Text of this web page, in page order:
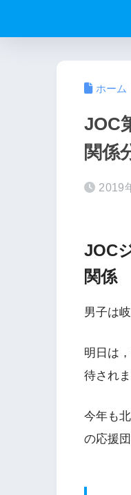
ホーム
JOC
関係
2019
JOC
関係
男子は
明日は
待されま
今年も
の応援